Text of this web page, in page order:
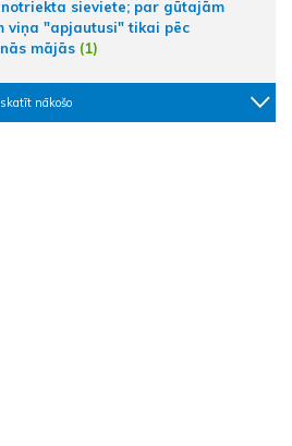
sieviete; par gūtajām
viņa "apjautusi" tikai pēc
mājās (1)
skatīt nākošo